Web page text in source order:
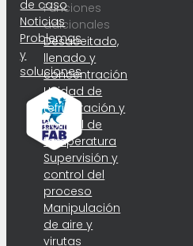
de caso
Noticias
Problemas
y
soluciones
Funciones
adicionales
Desaceitado,
llenado y
concentración
Unidad de
refrigeración y
control de
temperatura
Supervisión y
control del
proceso
Manipulación
de aire y
virutas